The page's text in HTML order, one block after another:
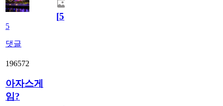
5
댓글
[5]
196572
아자스게
임?